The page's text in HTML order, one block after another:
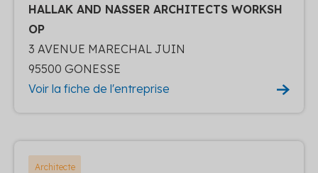
HALLAK AND NASSER ARCHITECTS WORKSH
OP
3 AVENUE MARECHAL JUIN
95500 GONESSE
Voir la fiche de l'entreprise
Architecte